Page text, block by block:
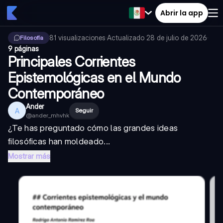
Abrir la app
Filosofía 81 visualizaciones·Actualizado 28 de julio de 2026·
9 páginas
Principales Corrientes
Epistemológicas en el Mundo
Contemporáneo
A Ander
@ander_mhvhk
Seguir
¿Te has preguntado cómo las grandes ideas
filosóficas han moldeado...
Mostrar más